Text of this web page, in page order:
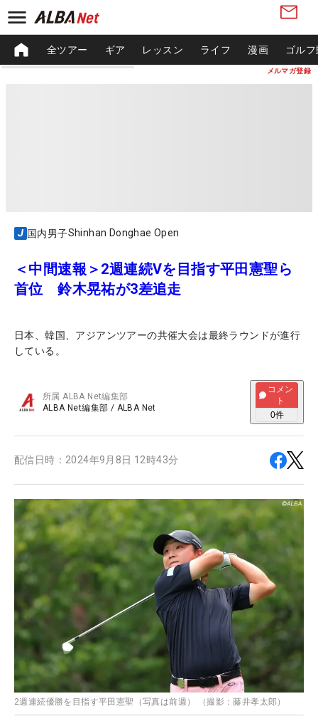
メルマガ登録
全ツアー ギア レッスン ライフ 漫画 ゴル
国内男子Shinhan Donghae Open
＜中間速報＞2週連続Vを目指す平田憲聖ら
首位 鈴木晃祐が3差追走
日本、韓国、アジアンツアーの共催大会は最終ラウンドが進行
している。
所属ALBA Net編集部
ALBA Net編集部 / ALBA Net
コメン
ト
0件
配信日時： 2024年9月8日 12時43分
2週連続優勝を目指す平田憲聖（写真は前週） （撮影：藤井孝太郎）